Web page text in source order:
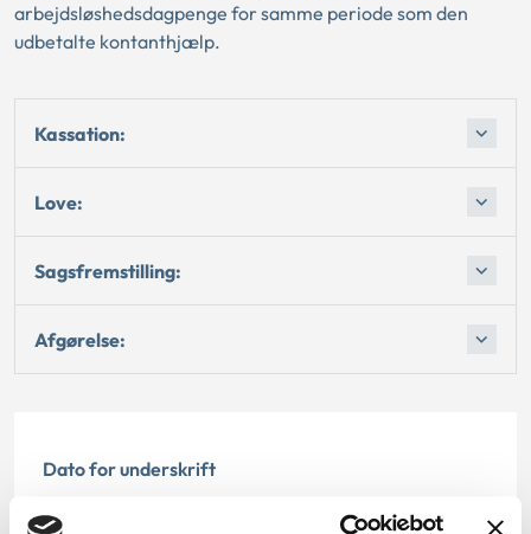
arbejdsløshedsdagpenge for samme periode som den
udbetalte kontanthjælp.
Kassation:
Love:
Sagsfremstilling:
Afgørelse:
Dato for underskrift
15.01.1999